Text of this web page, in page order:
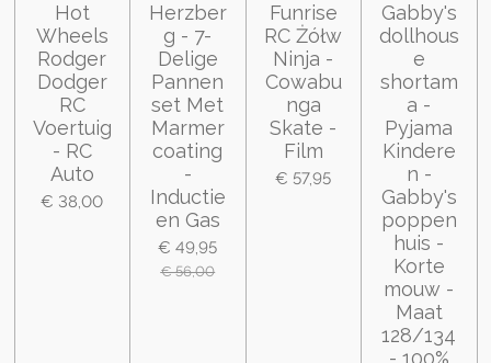
Hot
Wheels
Rodger
Dodger
RC
Voertuig
- RC
Auto
€ 38,00
Herzber
g - 7-
Delige
Pannen
set Met
Marmer
coating
-
Inductie
en Gas
€ 49,95
€ 56,00
Funrise
RC Żółw
Ninja -
Cowabu
nga
Skate -
Film
€ 57,95
Gabby's
dollhous
e
shortam
a -
Pyjama
Kindere
n -
Gabby's
poppen
huis -
Korte
mouw -
Maat
128/134
- 100%